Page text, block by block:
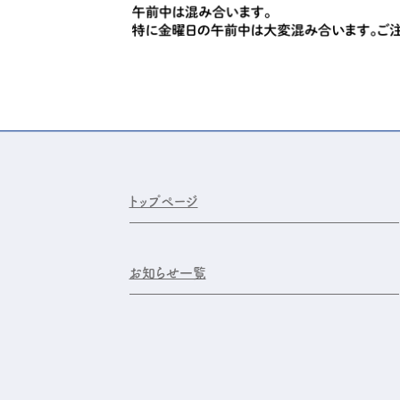
トップページ
お知らせ一覧